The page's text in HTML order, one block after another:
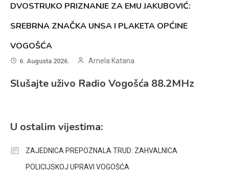
DVOSTRUKO PRIZNANJE ZA EMU JAKUBOVIĆ:
SREBRNA ZNAČKA UNSA I PLAKETA OPĆINE
VOGOŠĆA
6. Augusta 2026. Arnela Katana
Slušajte uživo Radio Vogošća 88.2MHz
U ostalim vijestima:
ZAJEDNICA PREPOZNALA TRUD: ZAHVALNICA
POLICIJSKOJ UPRAVI VOGOŠĆA